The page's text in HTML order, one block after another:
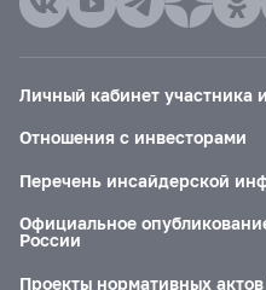
Личный кабинет участника
Отношения с инвесторами
Перечень инсайдерской
Официальное
России
Проекты нормативных